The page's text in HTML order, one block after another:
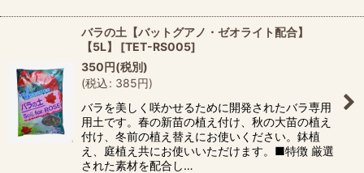
バラの土【バットグアノ・ゼオライト配合】
【5L】
[TET-RS005]
350円(税別)
(税込: 385円)
バラを美しく咲かせるために開発されたバラ専用
用土です。春の新苗の植え付け、秋の大苗の植え
付け、冬前の植え替えにお使いください。鉢植
え、庭植え共にお使いいただけます。■特徴 厳選
された素材を配合し…